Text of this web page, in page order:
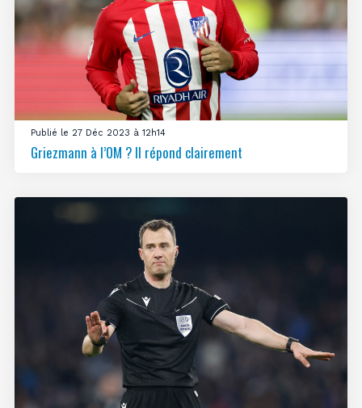
Publié le 27 Déc 2023 à 12h14
Griezmann à l’OM ? Il répond clairement